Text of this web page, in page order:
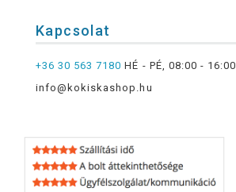
Kapcsolat
+36 30 563 7180 HÉ - PÉ, 08:00 - 16:00
info@kokiskashop.hu